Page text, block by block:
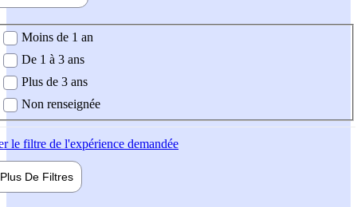
demandée
Moins de 1 an
De 1 à 3 ans
Plus de 3 ans
Non renseignée
le filtre de l'expérience demandée
Plus De Filtres